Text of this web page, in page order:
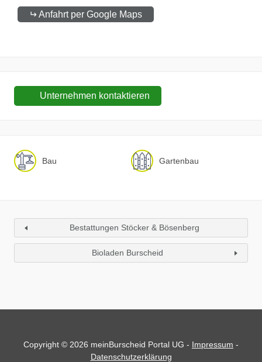
Anfahrt per Google Maps
Unternehmen kontaktieren
Bau Gartenbau
Bestattungen Stöcker & Bösenberg
Bioladen Burscheid
Copyright © 2026 meinBurscheid Portal UG - Impressum -
Datenschutzerklärung